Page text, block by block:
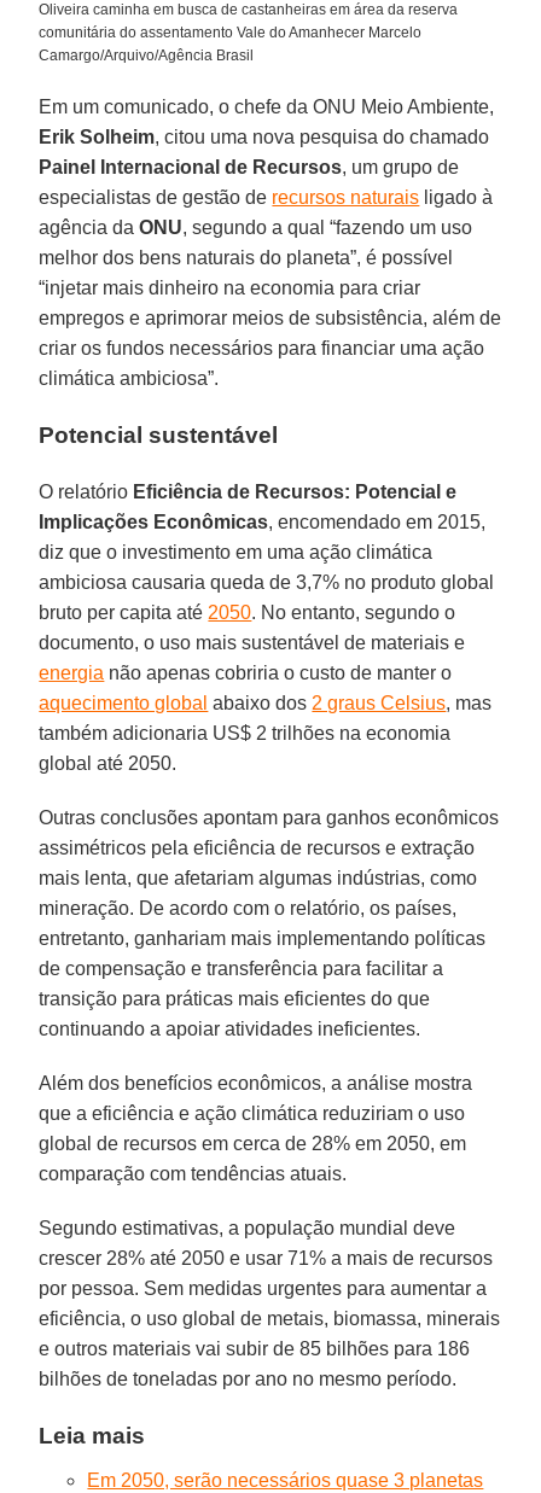
Oliveira caminha em busca de castanheiras em área da reserva
comunitária do assentamento Vale do Amanhecer Marcelo
Camargo/Arquivo/Agência Brasil
Em um comunicado, o chefe da ONU Meio Ambiente,
Erik Solheim, citou uma nova pesquisa do chamado
Painel Internacional de Recursos, um grupo de
especialistas de gestão de recursos naturais ligado à
agência daONU, segundo a qual “fazendo um uso
melhor dos bens naturais do planeta”, é possível
“injetar mais dinheiro na economia para criar
empregos e aprimorar meios de subsistência, além de
criar os fundos necessários para financiar uma ação
climática ambiciosa”.
Potencial sustentável
O relatório Eficiência de Recursos: Potencial e
Implicações Econômicas, encomendado em 2015,
diz que o investimento em uma ação climática
ambiciosa causaria queda de 3,7% no produto global
bruto per capita até 2050. No entanto, segundo o
documento, o uso mais sustentável de materiais e
energia não apenas cobriria o custo de manter o
aquecimento global abaixo dos 2 graus Celsius, mas
também adicionaria US$ 2 trilhões na economia
global até 2050.
Outras conclusões apontam para ganhos econômicos
assimétricos pela eficiência de recursos e extração
mais lenta, que afetariam algumas indústrias, como
mineração. De acordo com o relatório, os países,
entretanto, ganhariam mais implementando políticas
de compensação e transferência para facilitar a
transição para práticas mais eficientes do que
continuando a apoiar atividades ineficientes.
Além dos benefícios econômicos, a análise mostra
que a eficiência e ação climática reduziriam o uso
global de recursos em cerca de 28% em 2050, em
comparação com tendências atuais.
Segundo estimativas, a população mundial deve
crescer 28% até 2050 e usar 71% a mais de recursos
por pessoa. Sem medidas urgentes para aumentar a
eficiência, o uso global de metais, biomassa, minerais
e outros materiais vai subir de 85 bilhões para 186
bilhões de toneladas por ano no mesmo período.
Leia mais
Em 2050, serão necessários quase 3 planetas